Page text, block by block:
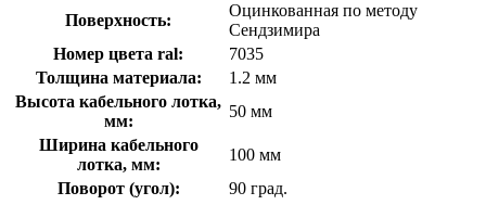
Поверхность:
Оцинкованная по методу
Сендзимира
Номер цвета ral:
7035
Толщина материала:
1.2 мм
Высота кабельного лотка,
мм:
50 мм
Ширина кабельного
лотка, мм:
100 мм
Поворот (угол):
90 град.